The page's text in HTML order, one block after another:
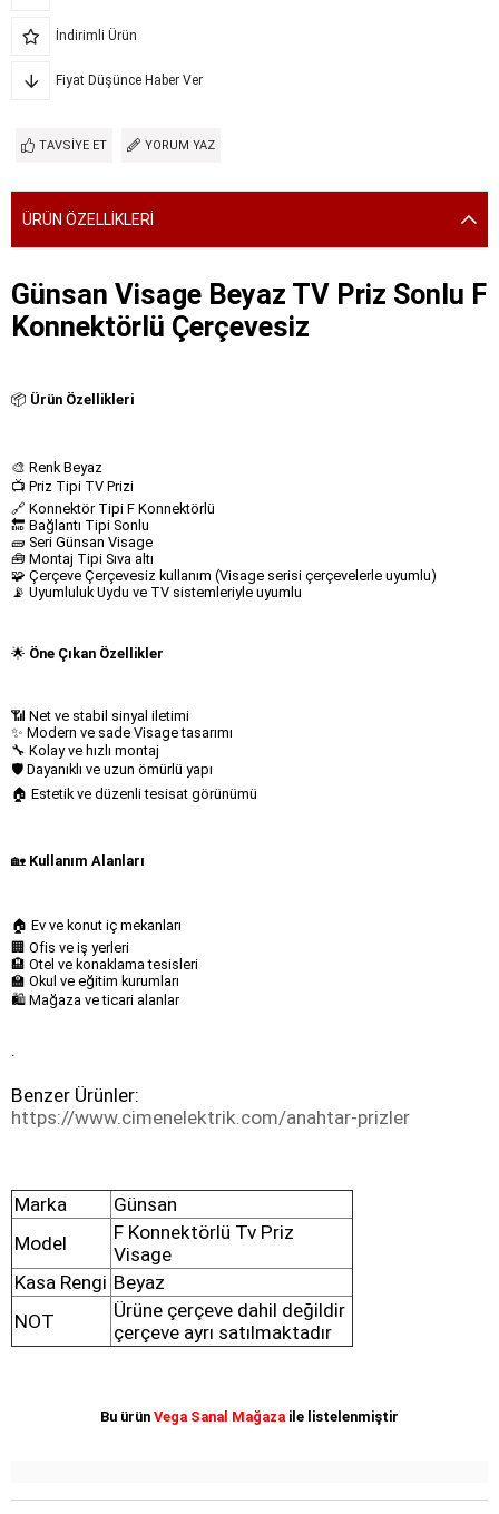
İndirimli Ürün
Fiyat Düşünce Haber Ver
TAVSIYE ET YORUM YAZ
ÜRÜN ÖZELLIKLERI
Günsan Visage Beyaz TV Priz Sonlu F
Konnektörlü Çerçevesiz
📦 Ürün Özellikleri
🎨 Renk Beyaz
📺 Priz Tipi TV Prizi
🔗 Konnektör Tipi F Konnektörlü
🔚 Bağlantı Tipi Sonlu
🧱 Seri Günsan Visage
🧰 Montaj Tipi Sıva altı
🧩 Çerçeve Çerçevesiz kullanım (Visage serisi çerçevelerle uyumlu)
📡 Uyumluluk Uydu ve TV sistemleriyle uyumlu
🌟 Öne Çıkan Özellikler
📶 Net ve stabil sinyal iletimi
✨ Modern ve sade Visage tasarımı
🔧 Kolay ve hızlı montaj
🛡️ Dayanıklı ve uzun ömürlü yapı
🏠 Estetik ve düzenli tesisat görünümü
🏡 Kullanım Alanları
🏠 Ev ve konut iç mekanları
🏢 Ofis ve iş yerleri
🏨 Otel ve konaklama tesisleri
🏫 Okul ve eğitim kurumları
🛍️ Mağaza ve ticari alanlar
.
https://www.cimenelektrik.com/anahtar-prizler
Marka
Günsan
Model
F Konnektörlü Tv Priz
Visage
Kasa Rengi Beyaz
NOT
Ürüne çerçeve dahil değildir
çerçeve ayrı satılmaktadır
Bu ürün Vega Sanal Mağaza ile listelenmiştir